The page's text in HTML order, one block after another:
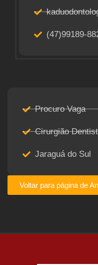
(47)99189-
Procuro Vaga
Cirurgião
Jaraguá do Sul
Voltar para página de